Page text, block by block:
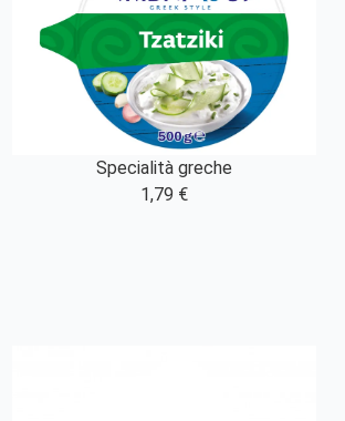
Specialità greche
1,79 €